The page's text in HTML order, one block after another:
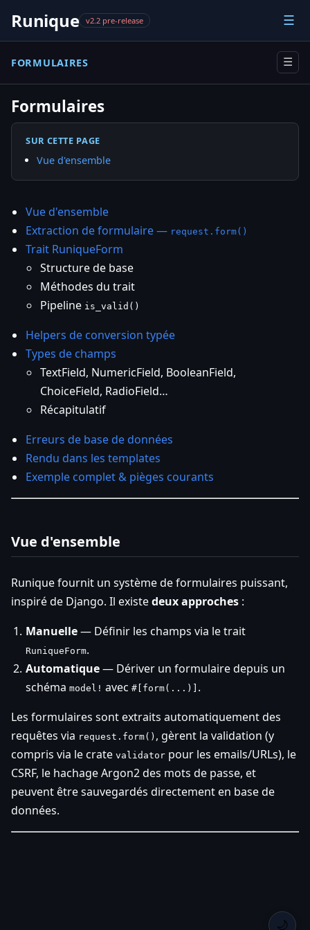
🌙
Runique v2.2 pre-release ☰
FORMULAIRES ☰
Formulaires
SUR CETTE PAGE
Vue d'ensemble
Vue d'ensemble
Extraction de formulaire — request.form()
Trait RuniqueForm
Structure de base
Méthodes du trait
Pipeline is_valid()
Helpers de conversion typée
Types de champs
TextField, NumericField, BooleanField,
ChoiceField, RadioField…
Récapitulatif
Erreurs de base de données
Rendu dans les templates
Exemple complet & pièges courants
Vue d'ensemble
Runique fournit un système de formulaires puissant,
inspiré de Django. Il existedeux approches :
Manuelle— Définir les champs via le trait
RuniqueForm.
Automatique— Dériver un formulaire depuis un
schéma model! avec #[form(...)] .
Les formulaires sont extraits automatiquement des
requêtes via request.form() , gèrent la validation (y
compris via le crate validator pour les emails/URLs), le
CSRF, le hachage Argon2 des mots de passe, et
peuvent être sauvegardés directement en base de
données.